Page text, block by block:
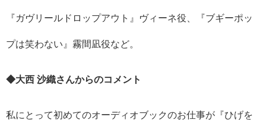
『ガヴリールドロップアウト』ヴィーネ役、『ブギーポッ
プは笑わない』霧間凪役など。
◆大西 沙織さんからのコメント
私にとって初めてのオーディオブックのお仕事が『ひげを